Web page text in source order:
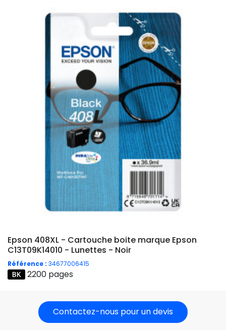
Epson 408XL - Cartouche boite marque Epson
C13T09K14010 - Lunettes - Noir
Référence : 34677006415
2200 pages
Contactez-nous pour un devis